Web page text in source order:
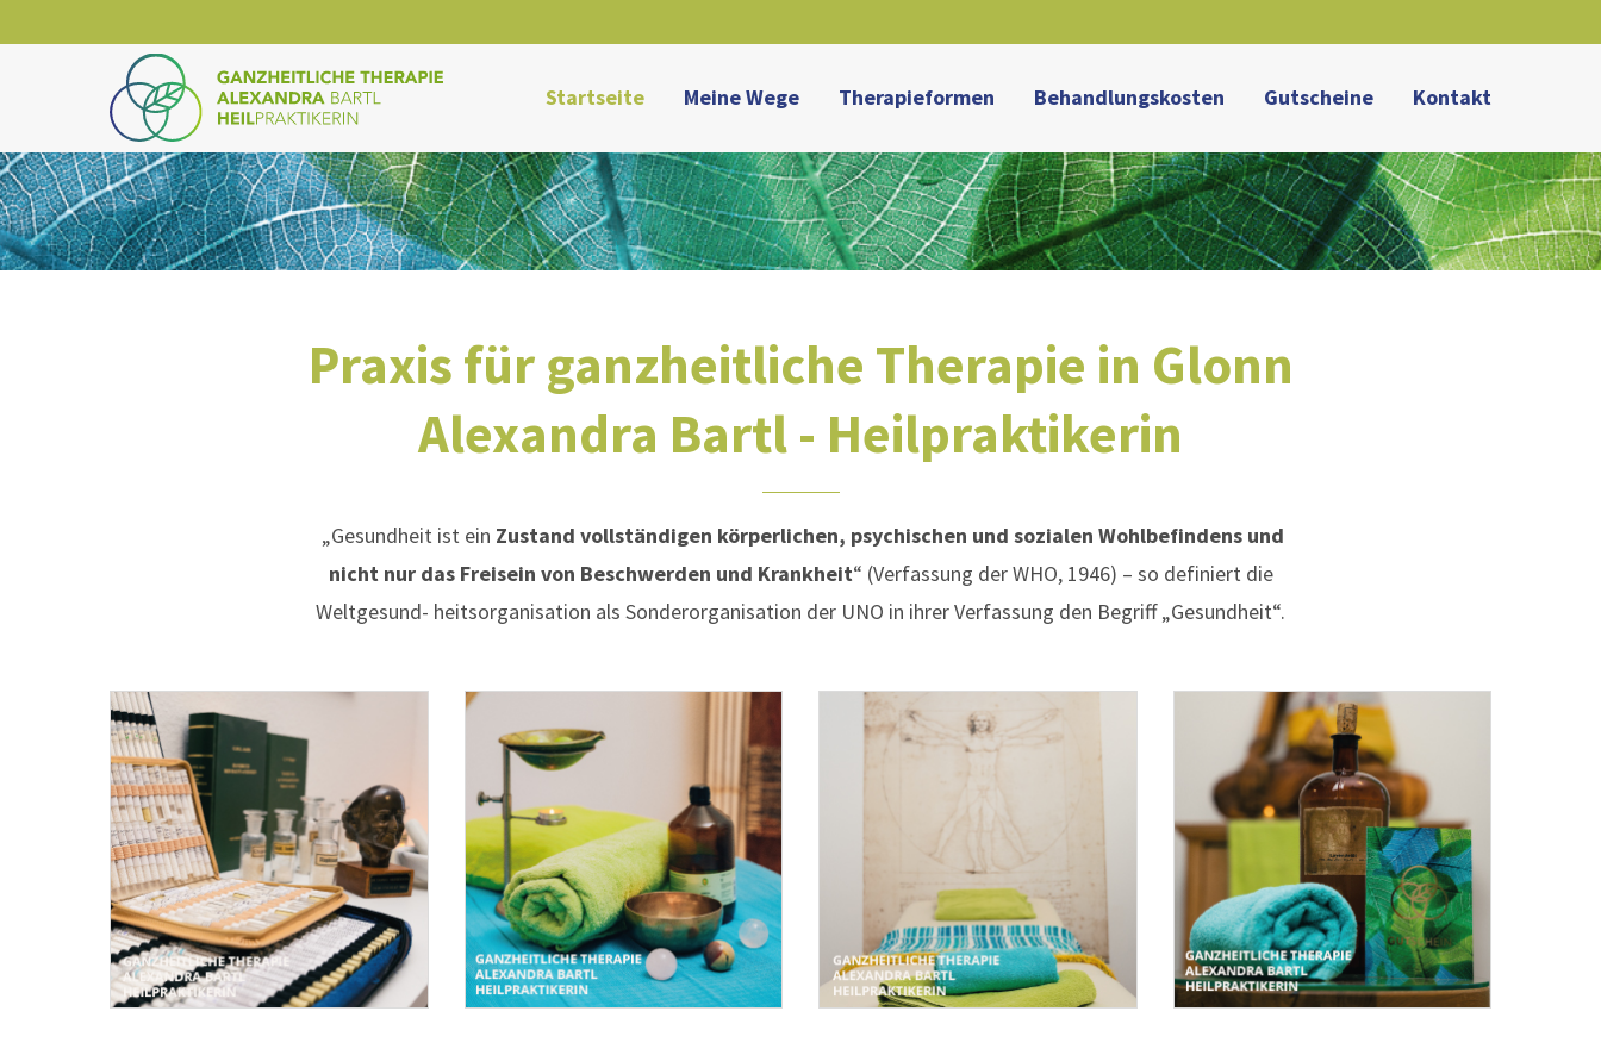
Login
Benutzername
Passwort 24h/ 365days
We offer support for our customers
Mon - Fri 8:00am - 5:00pm(GMT +1)
376-293 City Road, Suite 600
San Francisco, CA 94102
Have any questions?
+44 1234 567 890
info@yourdomain.com
consectetuer adipiscing elit.
Aenean commodo ligula eget dolor.
Aenean massa. Cum sociis natoque
penatibus et magnis dis parturient
montes, nascetur ridiculus mus. Donec
Startseite Meine Wege Therapieformen Behandlungskosten Gutscheine Kontakt
Praxis für ganzheitliche Therapie in Glonn
Alexandra Bartl - Heilpraktikerin
„Gesundheit ist ein Zustand vollständigen körperlichen, psychischen und sozialen Wohlbefindens und
nicht nur das Freisein von Beschwerden und Krankheit“ (Verfassung der WHO, 1946) – so definiert die
Weltgesund- heitsorganisation als Sonderorganisation der UNO in ihrer Verfassung den Begriff „Gesundheit“.